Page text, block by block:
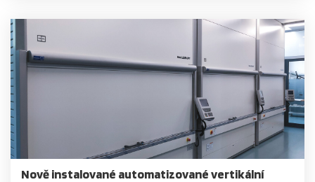
Nově instalované automatizované vertikální